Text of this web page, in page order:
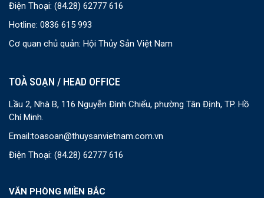
Điện Thoại: (84.28) 62777 616
Hotline: 0836 615 993
Cơ quan chủ quản: Hội Thủy Sản Việt Nam
TOÀ SOẠN / HEAD OFFICE
Lầu 2, Nhà B, 116 Nguyễn Đình Chiểu, phường Tân Định, TP. Hồ
Chí Minh.
Email:toasoan@thuysanvietnam.com.vn
Điện Thoại: (84.28) 62777 616
VĂN PHÒNG MIỀN BẮC